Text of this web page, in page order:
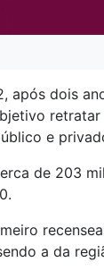
após dois
e
de 203
a da